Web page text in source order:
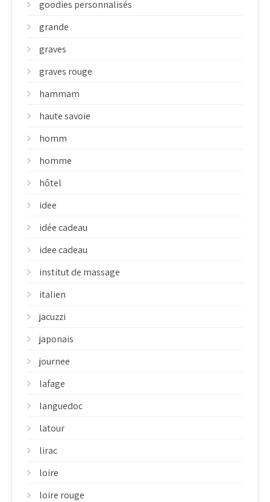
goodies personnalisés
grande
graves
graves rouge
hammam
haute savoie
homm
homme
hôtel
idee
idée cadeau
idee cadeau
institut de massage
italien
jacuzzi
japonais
journee
lafage
languedoc
latour
lirac
loire
loire rouge